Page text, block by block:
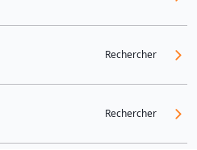
Rechercher
Rechercher